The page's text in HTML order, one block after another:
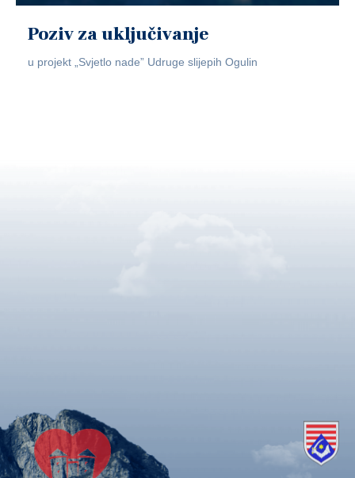
Poziv za uključivanje
u projekt „Svjetlo nade” Udruge slijepih Ogulin